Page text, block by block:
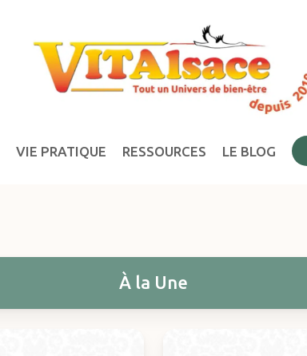
VIE PRATIQUE RESSOURCES LE BLOG
À la Une